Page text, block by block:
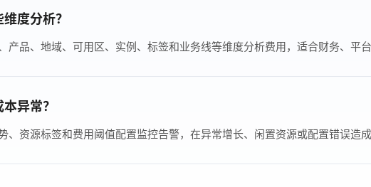
度分析？
产品、地域、可用区、实例、标签和业务线等维度分析费用，适合财务、平
异常？
、资源标签和费用阈值配置监控告警，在异常增长、闲置资源或配置错误造